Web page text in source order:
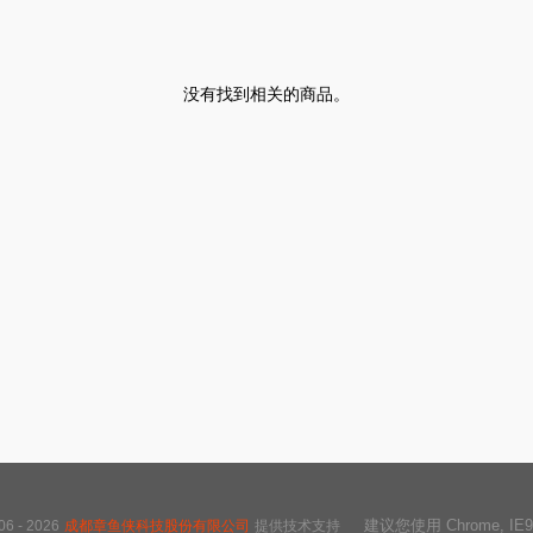
没有找到相关的商品。
- 2026 成都章鱼侠科技股份有限公司 提供技术支持 建议您使用 Chrome, IE9(